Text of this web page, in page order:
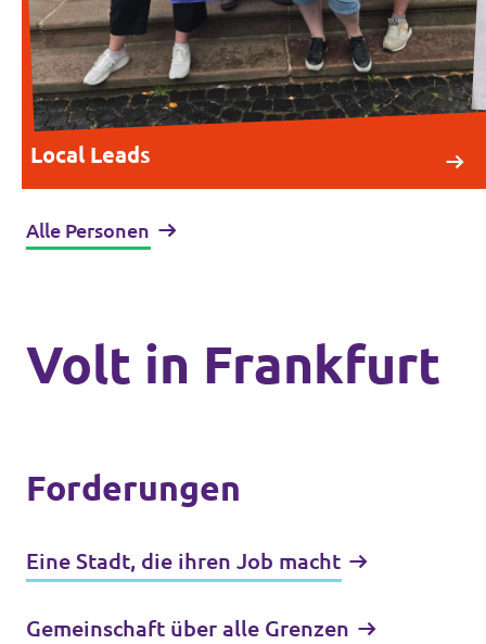
Local Leads
Alle Personen
Volt in Frankfurt
Forderungen
Eine Stadt, die ihren Job macht
Gemeinschaft über alle Grenzen